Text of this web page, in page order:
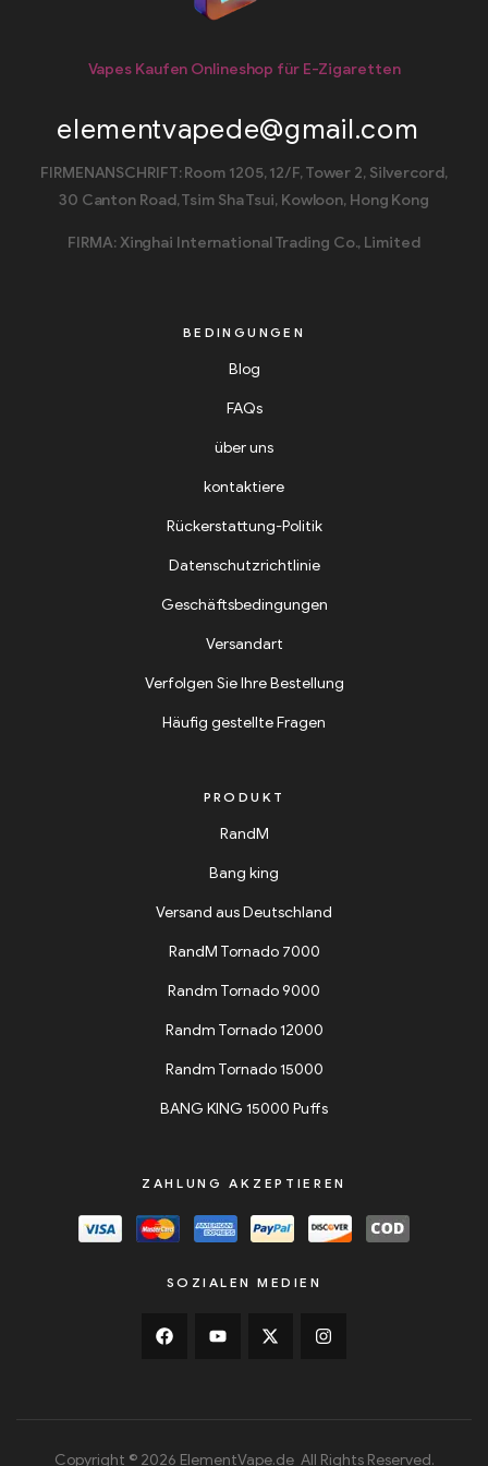
Vapes Kaufen Onlineshop für E-Zigaretten
elementvapede@gmail.com
FIRMENANSCHRIFT: Room 1205, 12/F, Tower 2, Silvercord,
30 Canton Road, Tsim Sha Tsui, Kowloon, Hong Kong
FIRMA: Xinghai International Trading Co., Limited
BEDINGUNGEN
Blog
FAQs
über uns
kontaktiere
Rückerstattung-Politik
Datenschutzrichtlinie
Geschäftsbedingungen
Versandart
Verfolgen Sie Ihre Bestellung
Häufig gestellte Fragen
PRODUKT
RandM
Bang king
Versand aus Deutschland
RandM Tornado 7000
Randm Tornado 9000
Randm Tornado 12000
Randm Tornado 15000
BANG KING 15000 Puffs
ZAHLUNG AKZEPTIEREN
SOZIALEN MEDIEN
Copyright © 2026 ElementVape.de All Rights Reserved.